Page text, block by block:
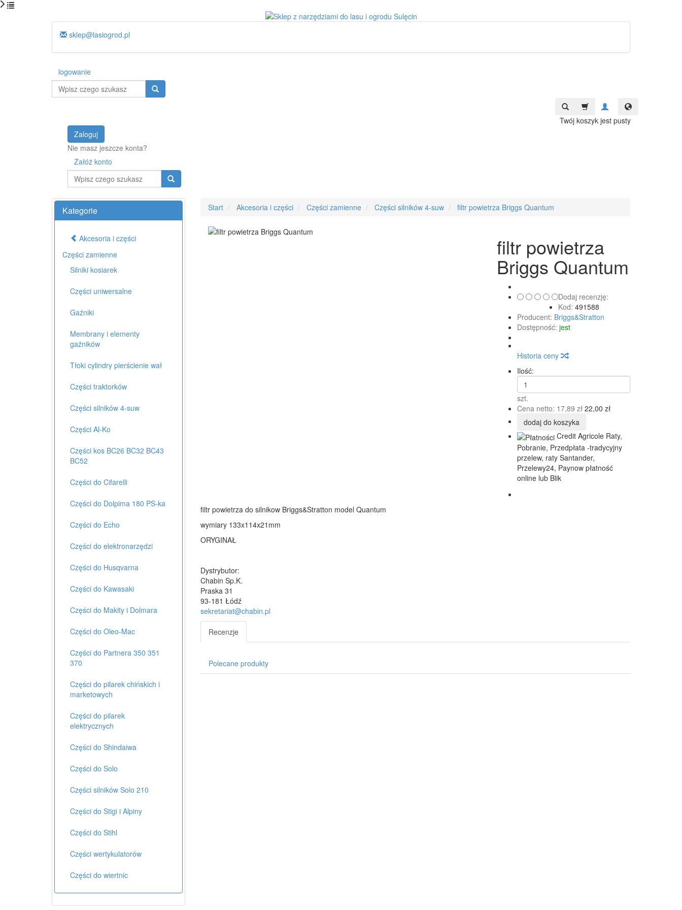
sklep@lasiogrod.pl
logowanie
Wyszukaj
Twój koszyk jest pusty
Zaloguj
Nie masz jeszcze konta?
Załóż konto
Wyszukaj
Start Akcesoria i części Części zamienne Części silników 4-suw filtr powietrza Briggs Quantum
filtr powietrza
Briggs Quantum
Dodaj recenzję:
Kod: 491588
Producent: Briggs&Stratton
Dostępność: jest
Historia ceny
Ilość:
szt.
Cena netto: 17,89 zł 22,00 zł
dodaj do koszyka
Credit Agricole Raty,
Pobranie, Przedpłata -tradycyjny
przelew, raty Santander,
Przelewy24, Paynow płatność
online lub Blik
filtr powietrza do silnikow Briggs&Stratton model Quantum
wymiary 133x114x21mm
ORYGINAŁ
Dystrybutor:
Chabin Sp.K.
Praska 31
93-181 Łódź
sekretariat@chabin.pl
Recenzje
Polecane produkty
Kategorie
Akcesoria i części
Części zamienne
Silniki kosiarek
Części uniwersalne
Gaźniki
Membrany i elementy
gaźników
Tłoki cylindry pierścienie wał
Części traktorków
Części silników 4-suw
Części Al-Ko
Części kos BC26 BC32 BC43
BC52
Części do Cifarelli
Części do Dolpima 180 PS-ka
Części do Echo
Części do elektronarzędzi
Części do Husqvarna
Części do Kawasaki
Części do Makity i Dolmara
Części do Oleo-Mac
Części do Partnera 350 351
370
Części do pilarek chińskich i
marketowych
Części do pilarek
elektrycznych
Części do Shindaiwa
Części do Solo
Części silników Solo 210
Części do Stigi i Alpiny
Części do Stihl
Części wertykulatorów
Części do wiertnic